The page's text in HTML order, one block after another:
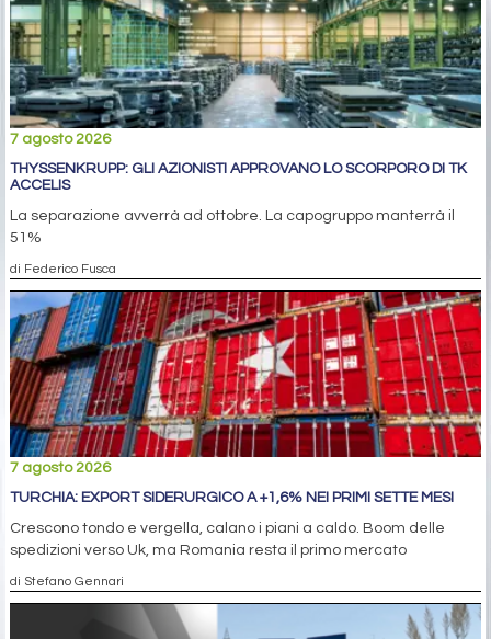
7 agosto 2026
THYSSENKRUPP: GLI AZIONISTI APPROVANO LO SCORPORO DI TK
ACCELIS
La separazione avverrà ad ottobre. La capogruppo manterrà il
51%
di Federico Fusca
7 agosto 2026
TURCHIA: EXPORT SIDERURGICO A +1,6% NEI PRIMI SETTE MESI
Crescono tondo e vergella, calano i piani a caldo. Boom delle
spedizioni verso Uk, ma Romania resta il primo mercato
di Stefano Gennari